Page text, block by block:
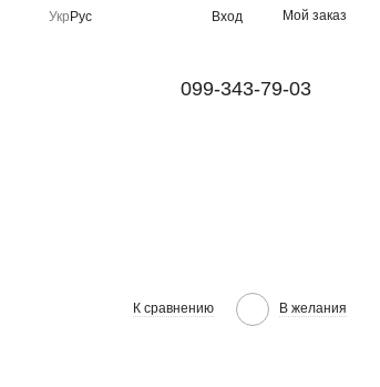
Укр Рус Вход Мой заказ
099-343-79-03
К сравнению В желания